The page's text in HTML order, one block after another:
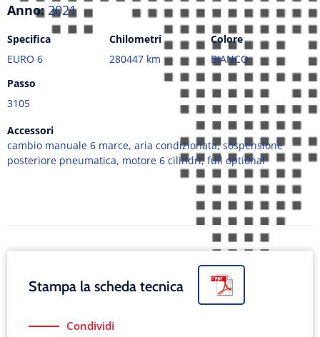
Anno:2021
Specifica
EURO 6
Chilometri
280447 km
Colore
BIANCO
Passo
3105
Accessori
cambio manuale 6 marce, aria condizionata, sospensione
posteriore pneumatica, motore 6 cilindri, full optional
Stampa la scheda tecnica
Condividi